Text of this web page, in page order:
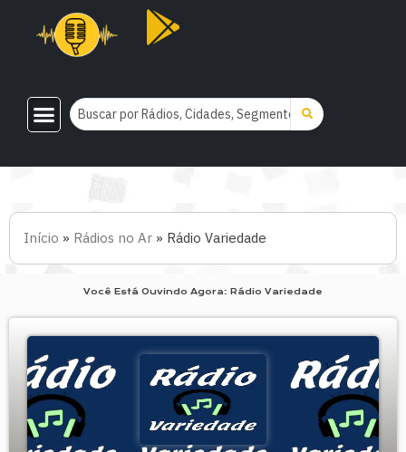
Início » Rádios no Ar » Rádio Variedade
Você Está Ouvindo Agora: Rádio Variedade